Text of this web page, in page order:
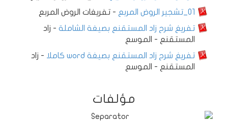
01_تشجير الروض المربع
- تفريغات الروض المربع
تفريغ شرح زاد المستقنع بصيغة الشاملة - زاد
المستقنع - الموسع
تفريغ شرح زاد المستقنع بصيغة word كاملا
- زاد
المستقنع - الموسع
مؤلفات